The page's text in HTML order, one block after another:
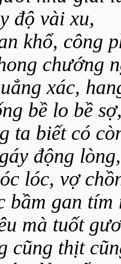
độ vài xu,
khổ, công
chướng
xác,
bề lo bề
ta biết có
động lòng,
lóc, vợ
bầm gan tím
mà tuốt
cũng thịt